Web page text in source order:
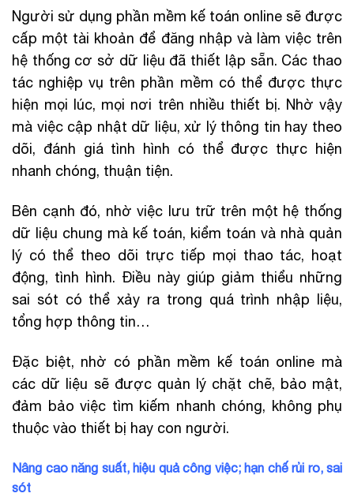
Người sử dụng phần mềm kế toán online sẽ được
cấp một tài khoản để đăng nhập và làm việc trên
hệ thống cơ sở dữ liệu đã thiết lập sẵn. Các thao
tác nghiệp vụ trên phần mềm có thể được thực
hiện mọi lúc, mọi nơi trên nhiều thiết bị. Nhờ vậy
mà việc cập nhật dữ liệu, xử lý thông tin hay theo
dõi, đánh giá tình hình có thể được thực hiện
nhanh chóng, thuận tiện.
Bên cạnh đó, nhờ việc lưu trữ trên một hệ thống
dữ liệu chung mà kế toán, kiểm toán và nhà quản
lý có thể theo dõi trực tiếp mọi thao tác, hoạt
động, tình hình. Điều này giúp giảm thiểu những
sai sót có thể xảy ra trong quá trình nhập liệu,
tổng hợp thông tin…
Đặc biệt, nhờ có phần mềm kế toán online mà
các dữ liệu sẽ được quản lý chặt chẽ, bảo mật,
đảm bảo việc tìm kiếm nhanh chóng, không phụ
thuộc vào thiết bị hay con người.
Nâng cao năng suất, hiệu quả công việc; hạn chế rủi ro, sai
sót